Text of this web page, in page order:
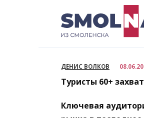
ДЕНИС ВОЛКОВ
Туристы 60+
Ключевая